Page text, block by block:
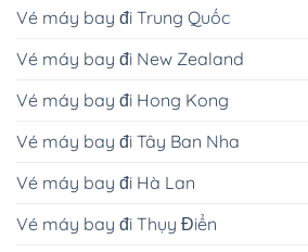
Vé máy bay đi Trung Quốc
Vé máy bay đi New Zealand
Vé máy bay đi Hong Kong
Vé máy bay đi Tây Ban Nha
Vé máy bay đi Hà Lan
Vé máy bay đi Thụy Điển